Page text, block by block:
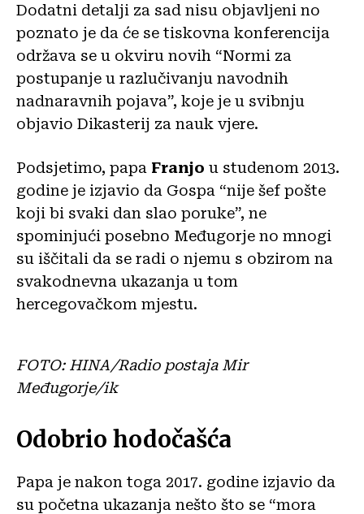
Dodatni detalji za sad nisu objavljeni no
poznato je da će se tiskovna konferencija
održava se u okviru novih “Normi ​​za
postupanje u razlučivanju navodnih
nadnaravnih pojava”, koje je u svibnju
objavio Dikasterij za nauk vjere.
Podsjetimo, papa Franjo u studenom 2013.
godine je izjavio da Gospa “nije šef pošte
koji bi svaki dan slao poruke”, ne
spominjući posebno Međugorje no mnogi
su iščitali da se radi o njemu s obzirom na
svakodnevna ukazanja u tom
hercegovačkom mjestu.
FOTO: HINA/Radio postaja Mir
Međugorje/ik
Odobrio hodočašća
Papa je nakon toga 2017. godine izjavio da
su početna ukazanja nešto što se “mora